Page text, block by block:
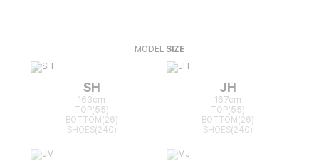
MODEL SIZE
SH
163cm
TOP(55)
BOTTOM(26)
SHOES(240)
JH
167cm
TOP(55)
BOTTOM(26)
SHOES(240)